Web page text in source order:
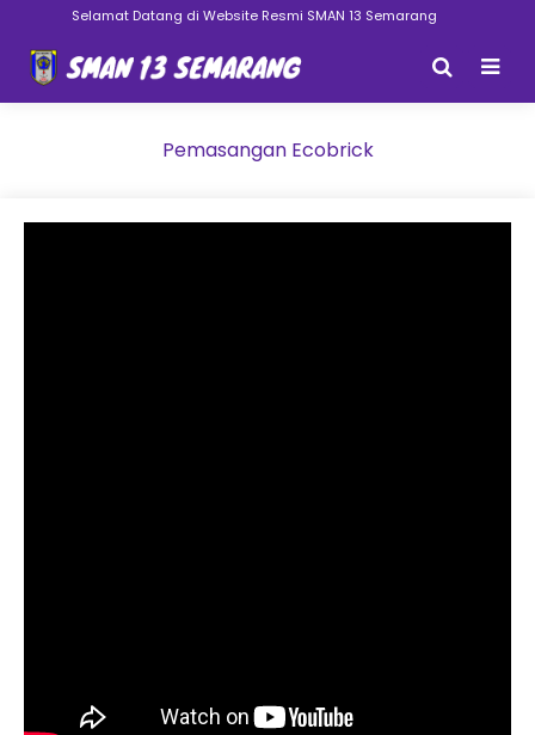
Selamat Datang di Website Resmi SMAN 13 Semarang
Pemasangan Ecobrick